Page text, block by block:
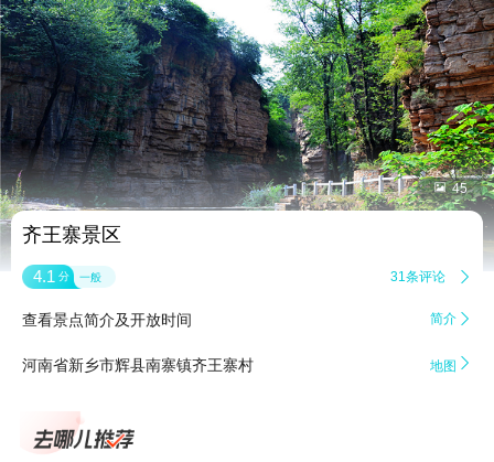
 45
齐王寨景区
4.1 分 一般 31条评论 
查看景点简介及开放时间 简介 
河南省新乡市辉县南寨镇齐王寨村 地图 
